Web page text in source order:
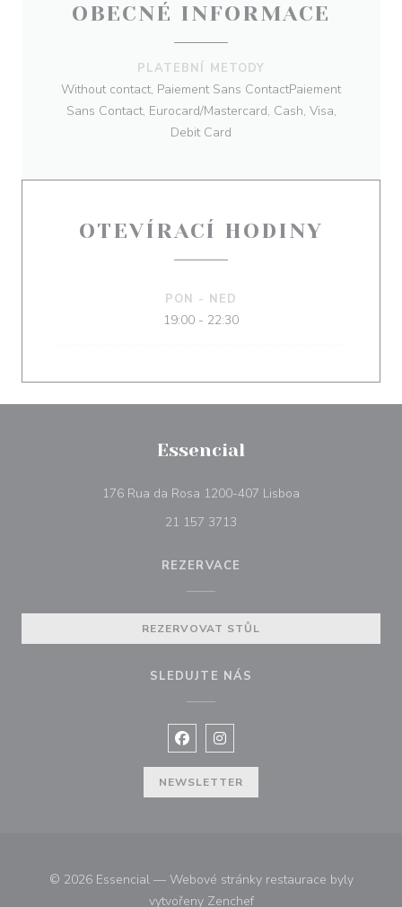
OBECNÉ INFORMACE
PLATEBNÍ METODY
Without contact, Paiement Sans ContactPaiement
Sans Contact, Eurocard/Mastercard, Cash, Visa,
Debit Card
OTEVÍRACÍ HODINY
PON - NED
19:00 - 22:30
Essencial
176 Rua da Rosa 1200-407 Lisboa
21 157 3713
REZERVACE
REZERVOVAT STŮL
SLEDUJTE NÁS
Facebook ((otevře se v novém
Instagram ((otevře se v
NEWSLETTER
© 2026 Essencial — Webové stránky restaurace byly
vytvořeny Zenchef((otevře se v novém okně))